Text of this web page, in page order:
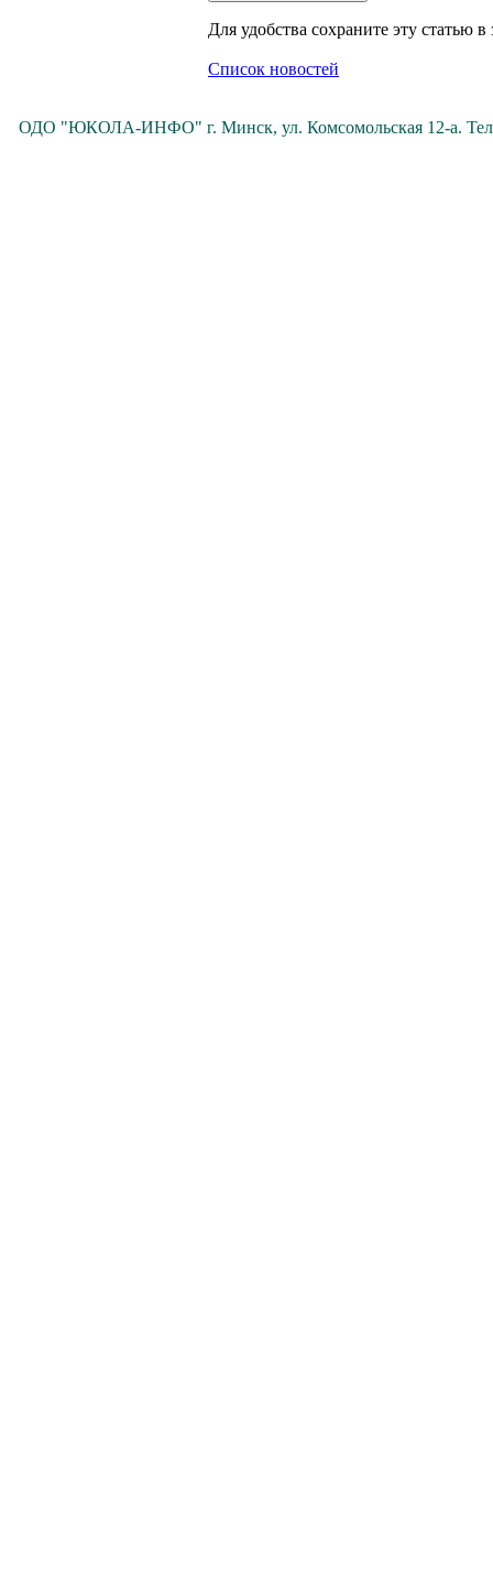
Для удобства сохраните эту статью в
Список новостей
ОДО "ЮКОЛА-ИНФО" г. Минск, ул. Комсомольская 12-а.